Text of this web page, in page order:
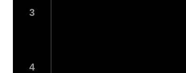
3
4